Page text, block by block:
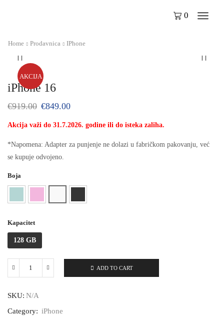
0
Home Prodavnica IPhone
AKCIJA
iPhone 16
€919.00 €849.00
Akcija važi do 31.7.2026. godine ili do isteka zaliha.
*Napomena: Adapter za punjenje ne dolazi u fabričkom pakovanju, već
se kupuje odvojeno.
Boja
Kapacitet
128 GB
iPhone
ADD TO CART
SKU: N/A
Category: iPhone